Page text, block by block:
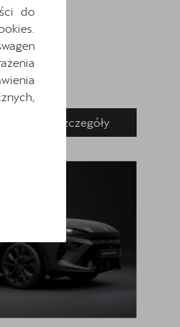
Pokaż szczegóły
do